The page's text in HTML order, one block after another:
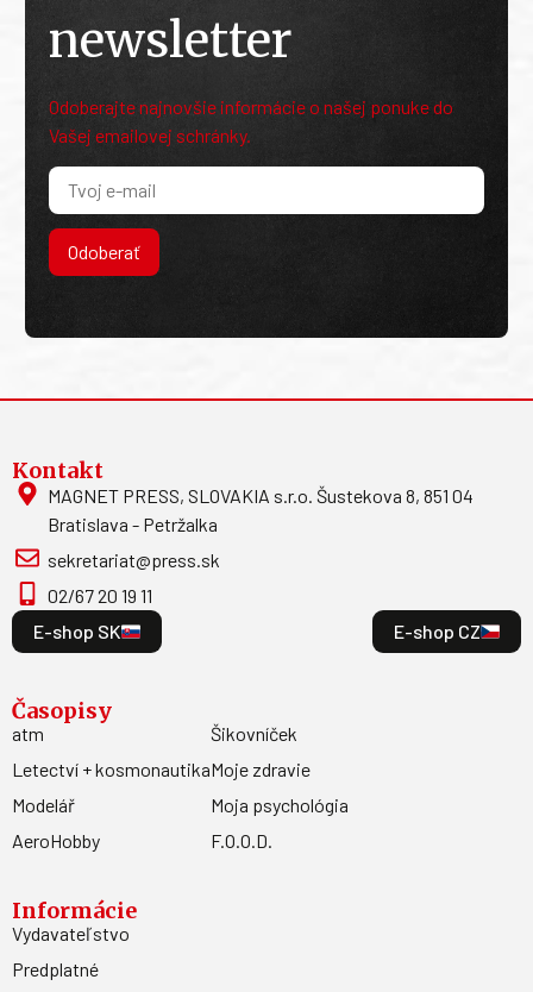
newsletter
Odoberajte najnovšie informácie o našej ponuke do
Vašej emailovej schránky.
Odoberať
Kontakt
MAGNET PRESS, SLOVAKIA s.r.o. Šustekova 8, 851 04
Bratislava - Petržalka
sekretariat@press.sk
02/67 20 19 11
E-shop SK
E-shop CZ
Časopisy
atm
Letectví + kosmonautika
Modelář
AeroHobby
Šikovníček
Moje zdravie
Moja psychológia
F.O.O.D.
Informácie
Vydavateľstvo
Predplatné